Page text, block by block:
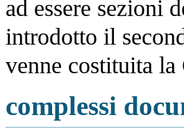
ad essere sezioni
introdotto il
venne costituita la
complessi